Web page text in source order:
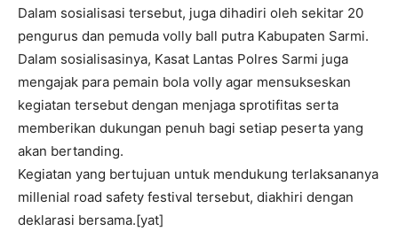
Dalam sosialisasi tersebut, juga dihadiri oleh sekitar 20
pengurus dan pemuda volly ball putra Kabupaten Sarmi.
Dalam sosialisasinya, Kasat Lantas Polres Sarmi juga
mengajak para pemain bola volly agar mensukseskan
kegiatan tersebut dengan menjaga sprotifitas serta
memberikan dukungan penuh bagi setiap peserta yang
akan bertanding.
Kegiatan yang bertujuan untuk mendukung terlaksananya
millenial road safety festival tersebut, diakhiri dengan
deklarasi bersama.[yat]